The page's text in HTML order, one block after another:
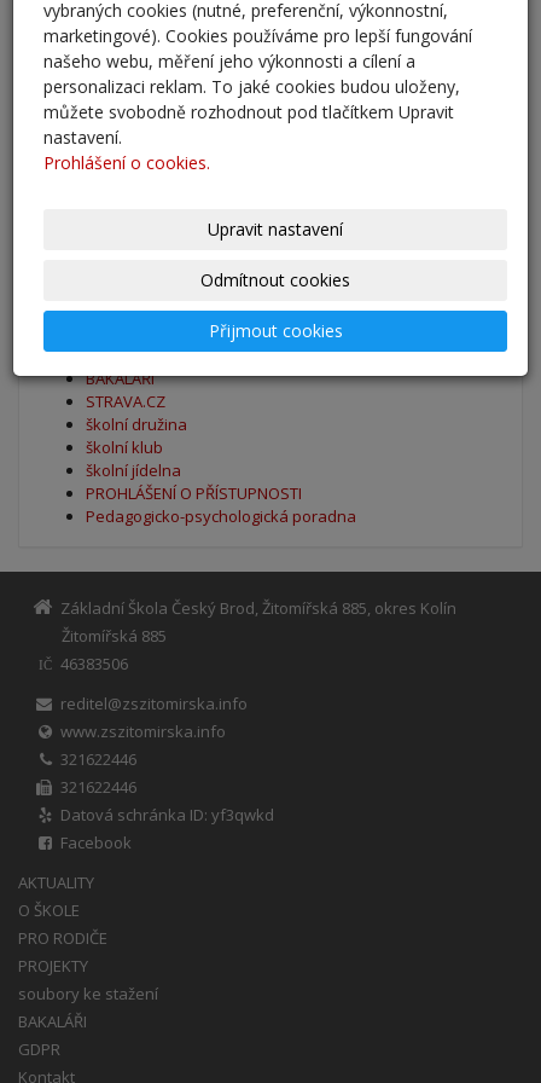
Zahájení školního roku 2025/2026
27. 8. 2025
Výsledky - přestup do 6. očníku
30. 5. 2025
Naše škola - Facebook
BAKALÁŘI
STRAVA.CZ
školní družina
školní klub
školní jídelna
PROHLÁŠENÍ O PŘÍSTUPNOSTI
Pedagogicko-psychologická poradna
Základní Škola Český Brod, Žitomířská 885, okres Kolín
Žitomířská 885
IČ
46383506
reditel@zszitomirska.info
www.zszitomirska.info
321622446
321622446
Datová schránka ID: yf3qwkd
Facebook
AKTUALITY
O ŠKOLE
PRO RODIČE
PROJEKTY
soubory ke stažení
BAKALÁŘI
GDPR
Kontakt
vybraných cookies (nutné, preferenční, výkonnostní,
marketingové). Cookies používáme pro lepší fungování
našeho webu, měření jeho výkonnosti a cílení a
personalizaci reklam. To jaké cookies budou uloženy,
můžete svobodně rozhodnout pod tlačítkem Upravit
nastavení.
Prohlášení o cookies.
Upravit nastavení
Odmítnout cookies
Přijmout cookies